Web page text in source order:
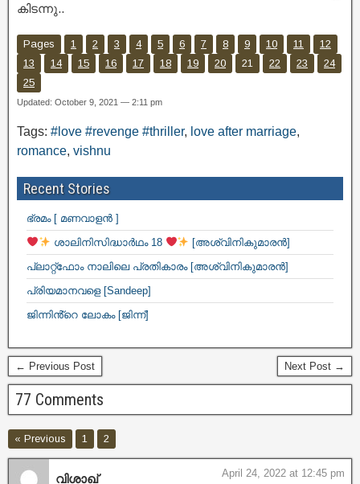
കിടന്നു..
Pages 1 2 3 4 5 6 7 8 9 10 11
12
13
14 15 16 17 18 19 20 21 22 23
24
25
Updated: October 9, 2021 — 2:11 pm
Tags: #love #revenge #thriller, love after marriage,
romance, vishnu
Recent Stories
ഭ്രമം [ മണവാളൻ ]
ശാലിനിസിദ്ധാർഥം 18
[അശ്വിനികുമാരൻ]
പ്ലാറ്റ്ഫോം നാലിലെ പ്രതികാരം [അശ്വിനികുമാരൻ]
പ്രിയമാനവളെ [Sandeep]
ജിന്നിൻ്റെ ലോകം [ജിന്ന്]
← Previous Post Next Post →
77 Comments
« Previous 1 2
വിശാഖ് April 24, 2022 at 12:45 pm